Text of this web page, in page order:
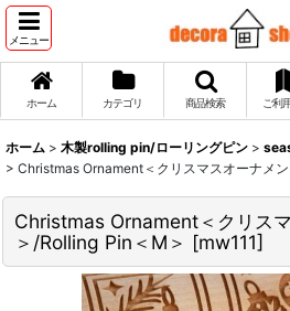
メニュー
ホーム カテゴリ 商品検索 ご利
ホーム > 木製rolling pin/ローリングピン >
> Christmas Ornament＜クリスマスオーナメ
Christmas Ornament＜クリス
＞/Rolling Pin＜M＞ [mw111]